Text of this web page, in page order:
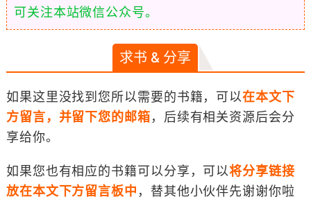
可关注本站微信公众号。
求书 & 分享
如果这里没找到您所以需要的书籍，可以在本文下
方留言，并留下您的邮箱，后续有相关资源后会分
享给你。
如果您也有相应的书籍可以分享，可以将分享链接
放在本文下方留言板中 ，替其他小伙伴先谢谢你啦